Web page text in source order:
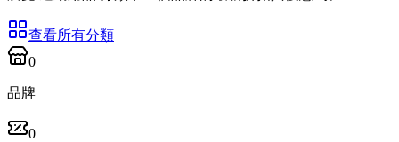
查看所有分類
0
品牌
0